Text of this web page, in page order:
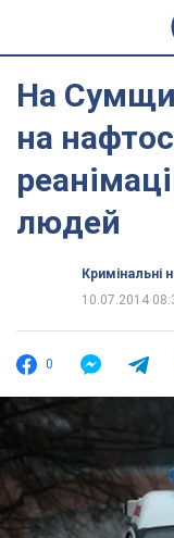
На
на
людей
Кримінальні
10.07.2014
0